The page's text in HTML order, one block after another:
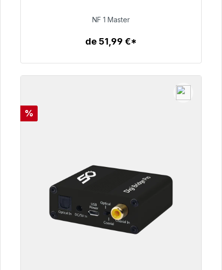
99,00 €
NF 1 Master
de 51,99 €*
Descuento
%